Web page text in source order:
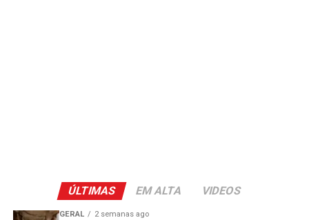
ÚLTIMAS EM ALTA VIDEOS
GERAL 2 semanas ago